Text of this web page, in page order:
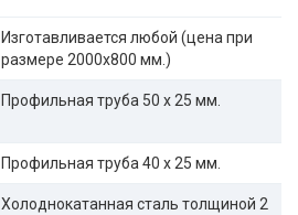
Изготавливается любой (цена при
размере 2000x800 мм.)
Профильная труба 50 х 25 мм.
Профильная труба 40 х 25 мм.
Холоднокатанная сталь толщиной 2